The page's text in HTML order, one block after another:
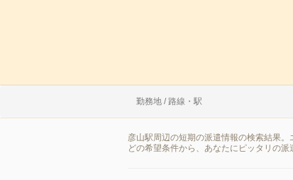
勤務地 / 路線・駅
彦山駅周辺の短期の派遣情報の検索結果
どの希望条件から、あなたにピッタリの派